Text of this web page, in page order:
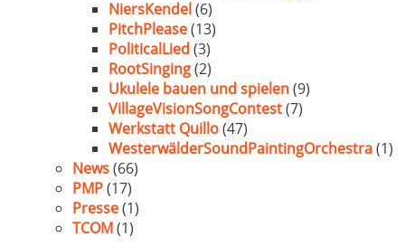
NiersKendel(6)
PitchPlease(13)
PoliticalLied (3)
RootSinging(2)
Ukulele bauen und spielen(9)
VillageVisionSongContest(7)
Werkstatt Quillo(47)
WesterwälderSoundPaintingOrchestra(1)
News(66)
PMP(17)
Presse(1)
TCOM(1)